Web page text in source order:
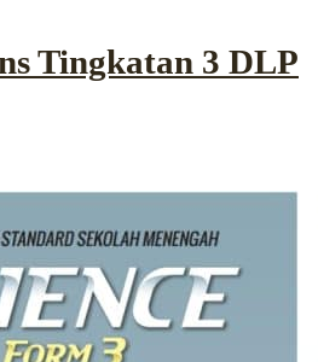
Tingkatan 3 DLP